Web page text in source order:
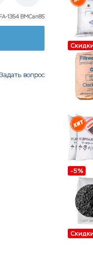
1354 BMCan85
вопрос
-5%